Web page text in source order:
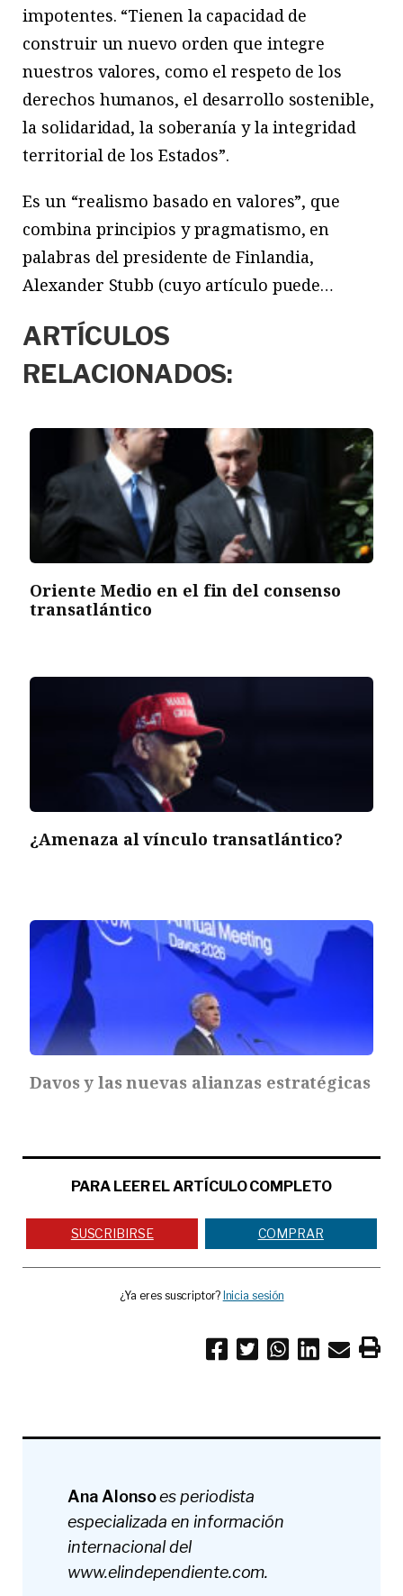
impotentes. “Tienen la capacidad de
construir un nuevo orden que integre
nuestros valores, como el respeto de los
derechos humanos, el desarrollo sostenible,
la solidaridad, la soberanía y la integridad
territorial de los Estados”.
Es un “realismo basado en valores”, que
combina principios y pragmatismo, en
palabras del presidente de Finlandia,
Alexander Stubb (cuyo artículo puede…
ARTÍCULOS
RELACIONADOS:
Oriente Medio en el fin del consenso
transatlántico
¿Amenaza al vínculo transatlántico?
Davos y las nuevas alianzas estratégicas
PARA LEER EL ARTÍCULO COMPLETO
SUSCRIBIRSE COMPRAR
¿Ya eres suscriptor? Inicia sesión
Ana Alonsoes periodista
especializada en información
internacional del
www.elindependiente.com.